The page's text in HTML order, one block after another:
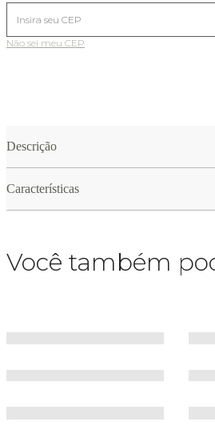
Não sei meu CEP
Descrição
Características
Você também